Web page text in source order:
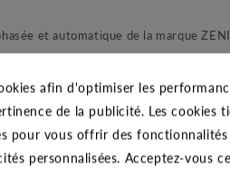
et automatique de la marque
grâce à un large passage libre
torique pour une meilleur étanchéité.
afin d'optimiser les
de la publicité. Les cookies
pour vous offrir des fonctionnalités
personnalisées. Acceptez-vous